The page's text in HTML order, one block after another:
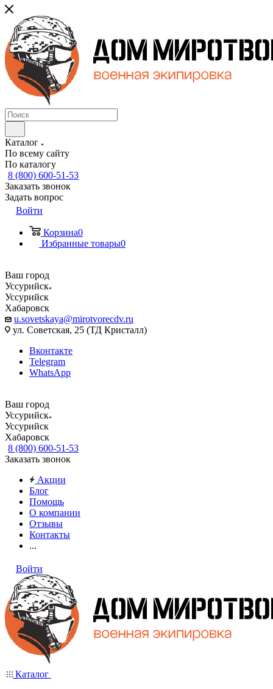
Каталог
По всему сайту
По каталогу
8 (800) 600-51-53
Заказать звонок
Задать вопрос
Войти
Корзина0
Избранные товары0
Ваш город
Уссурийск
Уссурийск
Хабаровск
u.sovetskaya@mirotvorecdv.ru
ул. Советская, 25 (ТД Кристалл)
Вконтакте
Telegram
WhatsApp
Ваш город
Уссурийск
Уссурийск
Хабаровск
8 (800) 600-51-53
Заказать звонок
Акции
Блог
Помощь
О компании
Отзывы
Контакты
...
Войти
Каталог